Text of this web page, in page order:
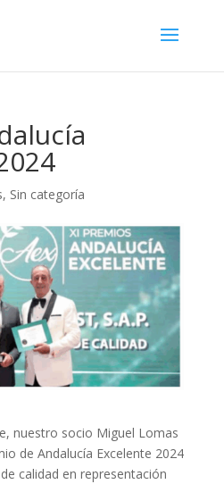
, Sin categoría
nuestro socio Miguel Lomas
de Andalucía Excelente 2024
calidad en representación